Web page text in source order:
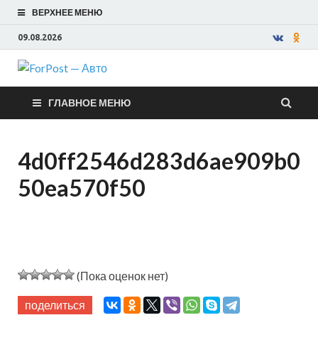
ВЕРХНЕЕ МЕНЮ
09.08.2026
ForPost —
Авто
ГЛАВНОЕ МЕНЮ
4d0ff2546d283d6ae909b0
50ea570f50
(Пока оценок нет)
поделиться